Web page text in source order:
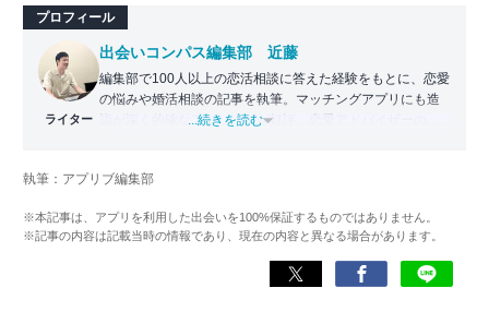
プロフィール
ライター
出会いコンパス編集部 近藤
編集部で100人以上の恋活相談に答えた経験をもとに、恋愛
の悩みや婚活相談の記事を執筆。マッチングアプリにも造
詣が深く的確なアドバイスが好評。恋愛アドバイザーの資
>>JLC認定恋愛アドバイザー資格保持
...続きを読む
執筆：アプリブ編集部
※本記事は、アプリを利用した出会いを100%保証するものではありません。
※記事の内容は記載当時の情報であり、現在の内容と異なる場合があります。